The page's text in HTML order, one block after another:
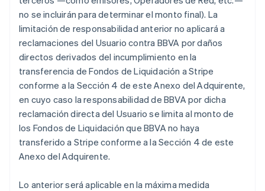
no se incluirán para determinar el monto final). La
limitación de responsabilidad anterior no aplicará a
reclamaciones del Usuario contra BBVA por daños
directos derivados del incumplimiento en la
transferencia de Fondos de Liquidación a Stripe
conforme a la Sección 4 de este Anexo del Adquirente,
en cuyo caso la responsabilidad de BBVA por dicha
reclamación directa del Usuario se limita al monto de
los Fondos de Liquidación que BBVA no haya
transferido a Stripe conforme a la Sección 4 de este
Anexo del Adquirente.
Lo anterior será aplicable en la máxima medida